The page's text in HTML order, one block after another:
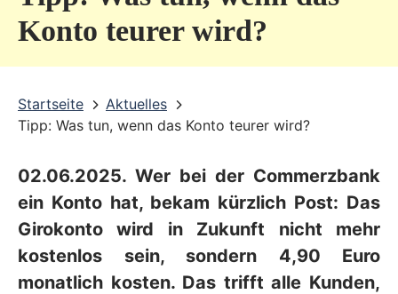
Konto teurer wird?
Startseite
Aktuelles
Tipp: Was tun, wenn das Konto teurer wird?
02.06.2025. Wer bei der Commerzbank
ein Konto hat, bekam kürzlich Post: Das
Girokonto wird in Zukunft nicht mehr
kostenlos sein, sondern 4,90 Euro
monatlich kosten. Das trifft alle Kunden,